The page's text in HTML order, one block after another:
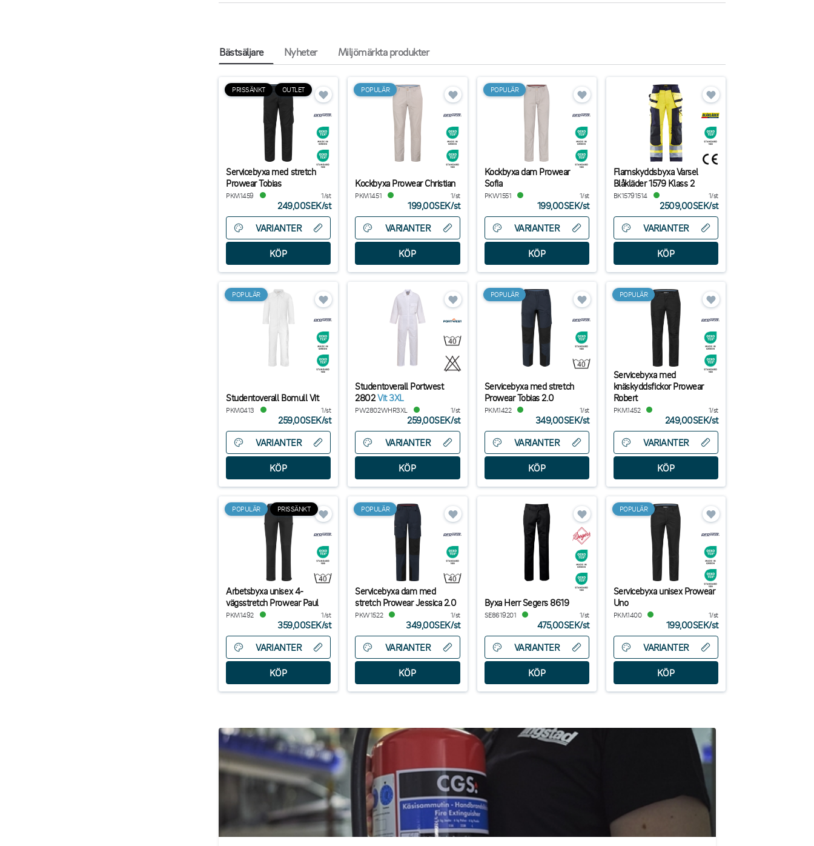
Bästsäljare Nyheter Miljömärkta produkter
PRISSÄNKT OUTLET
Servicebyxa med stretch
Prowear Tobias
PKM1459 1/st
249,00SEK/st
VARIANTER
POPULÄR
Kockbyxa Prowear Christian
PKM1451 1/st
199,00SEK/st
VARIANTER
POPULÄR
Kockbyxa dam Prowear
Sofia
PKW1551 1/st
199,00SEK/st
VARIANTER
Flamskyddsbyxa Varsel
Blåkläder 1579 Klass 2
BK15791514 1/st
2509,00SEK/st
VARIANTER
POPULÄR
Studentoverall Bomull Vit
PKM0413 1/st
259,00SEK/st
VARIANTER
Studentoverall Portwest
2802Vit 3XL
PW2802WHR3XL 1/st
259,00SEK/st
VARIANTER
POPULÄR
Servicebyxa med stretch
Prowear Tobias 2.0
PKM1422 1/st
349,00SEK/st
VARIANTER
POPULÄR
Servicebyxa med
knäskyddsfickor Prowear
Robert
PKM1452 1/st
249,00SEK/st
VARIANTER
POPULÄR PRISSÄNKT
Arbetsbyxa unisex 4-
vägsstretch Prowear Paul
PKM1492 1/st
359,00SEK/st
VARIANTER
POPULÄR
Servicebyxa dam med
stretch Prowear Jessica 2.0
PKW1522 1/st
349,00SEK/st
VARIANTER
Byxa Herr Segers 8619
SE8619201 1/st
475,00SEK/st
VARIANTER
POPULÄR
Servicebyxa unisex Prowear
Uno
PKM1400 1/st
199,00SEK/st
VARIANTER